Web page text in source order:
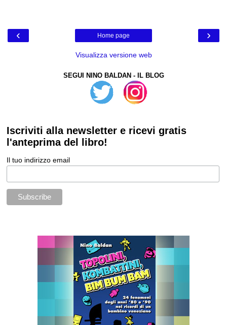
‹ ›
Home page
Visualizza versione web
SEGUI NINO BALDAN - IL BLOG
Iscriviti alla newsletter e ricevi gratis
l'anteprima del libro!
Il tuo indirizzo email